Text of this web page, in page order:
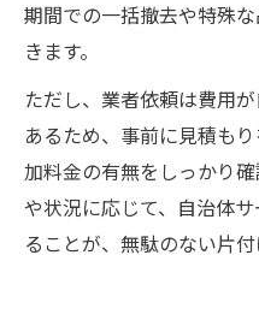
期間での一括撤去や特殊
きます。
ただし、業者依頼は費用
あるため、事前に見積も
加料金の有無をしっかり
や状況に応じて、自治体
ることが、無駄のない片付